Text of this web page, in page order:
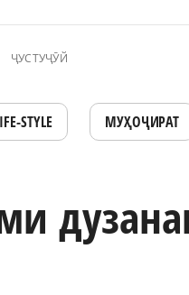
STYLE МУҲОҶИРАТ